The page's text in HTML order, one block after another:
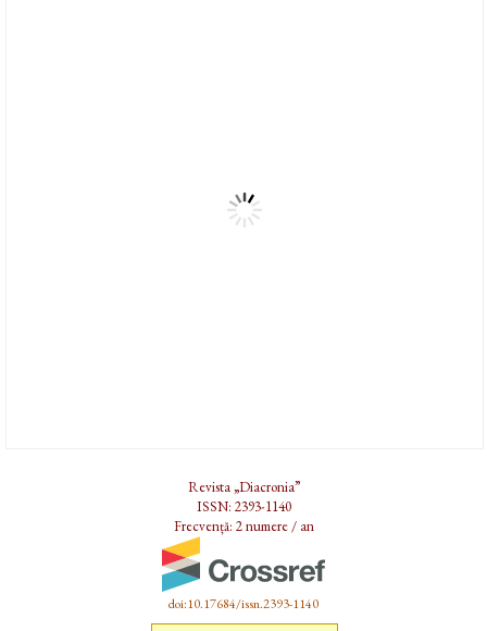
Revista „Diacronia”
ISSN: 2393-1140
Frecvență: 2 numere / an
doi:10.17684/issn.2393-1140